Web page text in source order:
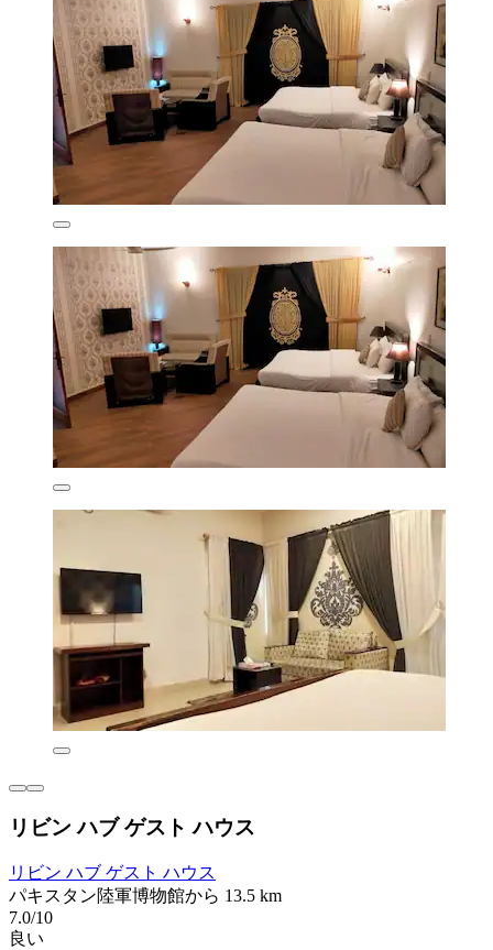
リビン ハブ ゲスト ハウス
リビン ハブ ゲスト ハウス
パキスタン陸軍博物館から 13.5 km
7.0/10
良い